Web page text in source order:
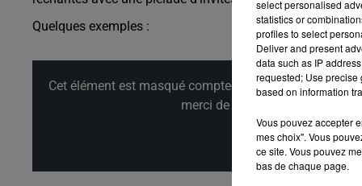
Quelques exemples :
Cet élément est masqué compte-tenu du refus du
merci de nous donner votre
select personalised
statistics or
profiles to select
Deliver and present
data such as IP
requested; Use precise
based on information
Vous pouvez accepter
mes choix". Vous
ce site. Vous pouvez
bas de chaque page.